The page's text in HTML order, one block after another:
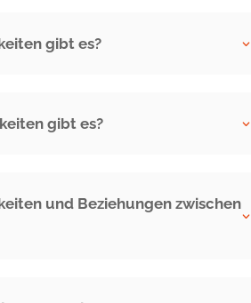
3
gibt es?
3
gibt es?
3
und Beziehungen zwischen